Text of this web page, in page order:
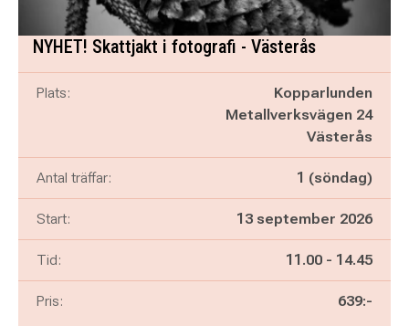
NYHET! Skattjakt i fotografi - Västerås
Plats:
Kopparlunden
Metallverksvägen 24
Västerås
Antal träffar: 1 (söndag)
Start: 13 september 2026
Tid: Pågår mellan
11.00 - och
14.45
Pris: 639:-